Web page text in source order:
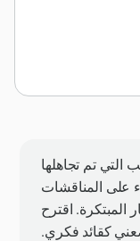
التي تم تجاهلها
على المناقشات
المبتكرة. اقترح
كقائد فكري.